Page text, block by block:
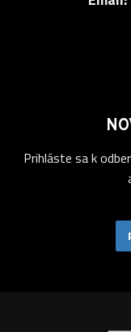
Prihláste sa k